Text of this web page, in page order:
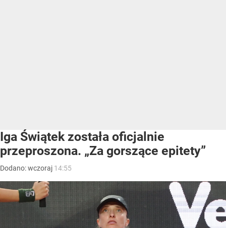
Iga Świątek została oficjalnie
przeproszona. „Za gorszące epitety”
Dodano:wczoraj 14:55